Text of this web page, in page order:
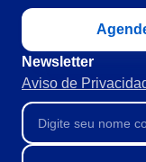
Newsletter
Aviso de